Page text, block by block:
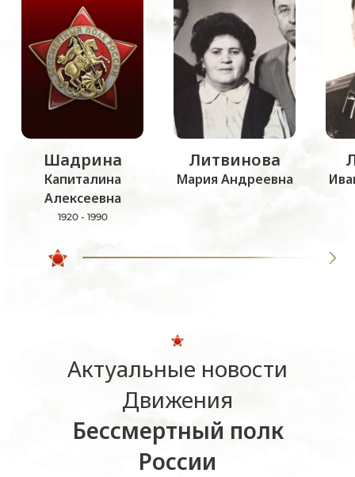
Шадрина
Капиталина
Алексеевна
1920 - 1990
Литвинова
Мария Андреевна
Актуальные новости
Движения
Бессмертный полк
России